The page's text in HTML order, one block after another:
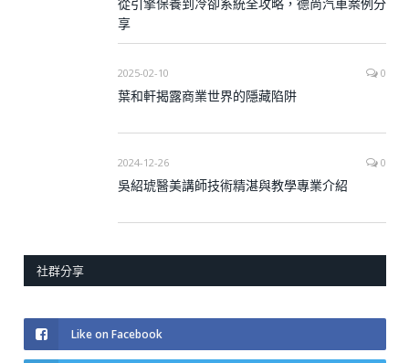
享
2025-02-10 0
葉和軒揭露商業世界的隱藏陷阱
2024-12-26 0
吳紹琥醫美講師技術精湛與教學專業介紹
社群分享
Like on Facebook